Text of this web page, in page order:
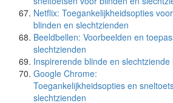
Netflix: Toegankelijkheidsopties voor
blinden en slechtzienden
Beeldbellen: Voorbeelden en
slechtzienden
Inspirerende blinde en slechtziende
Google Chrome:
Toegankelijkheidsopties en
slechtzienden